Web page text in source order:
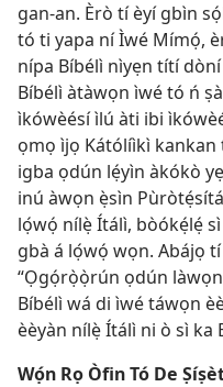
gan-an. Èrò tí èyí gbìn
tó ti yapa ní Ìwé Mímọ́,
nípa Bíbélì nìyẹn títí
Bíbélì àtàwọn ìwé tó ń
ìkówèésí ìlú àti ibi
ọmọ ìjọ Kátólíìkì
igba ọdún lẹ́yìn àkókò
inú àwọn ẹ̀sìn
lọ́wọ́ nílẹ̀ Ítálì, bòókẹ́lẹ́
gbà á lọ́wọ́ wọn. Abájọ
“Ọgọ́rọ̀ọ̀rún ọdún
Bíbélì wá di ìwétáwọn
èèyàn nílẹ̀ Ítálì ni ò sì ka
Wọ́n Rọ Òfin Tó De